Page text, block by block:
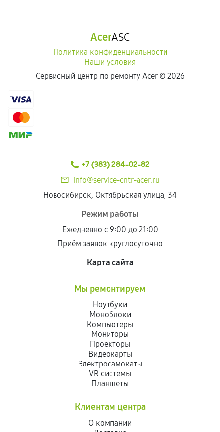
AcerASC
Политика конфиденциальности
Наши условия
Сервисный центр по ремонту Acer © 2026
+7 (383) 284-02-82
info@service-cntr-acer.ru
Новосибирск, Октябрьская улица, 34
Режим работы
Ежедневно с 9:00 до 21:00
Приём заявок круглосуточно
Карта сайта
Мы ремонтируем
Ноутбуки
Моноблоки
Компьютеры
Мониторы
Проекторы
Видеокарты
Электросамокаты
VR системы
Планшеты
Клиентам центра
О компании